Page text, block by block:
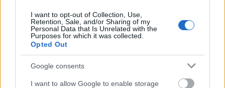
I want to opt-out of Collection, Use,
Retention, Sale, and/or Sharing of my
Personal Data that Is Unrelated with the
Purposes for which it was collected.
Opted Out
Google consents
I want to allow Google to enable storage